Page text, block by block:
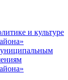
и культуре